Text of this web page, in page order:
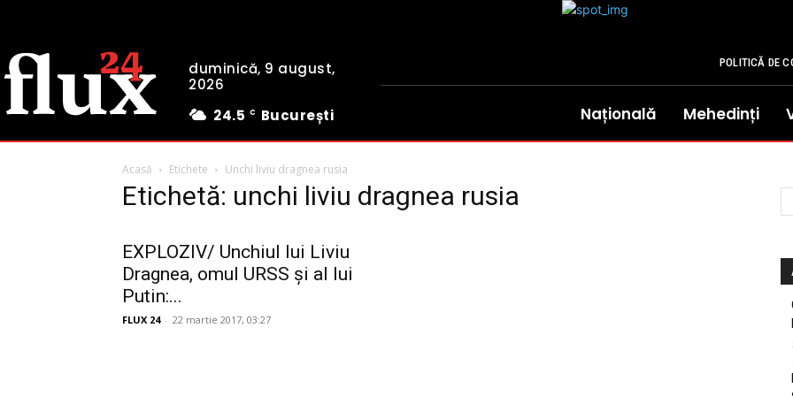
duminică, 9 august,
2026
24.5 C București
POLITICĂ DE
Națională Mehedinți
Acasă Etichete Unchi liviu dragnea rusia
Etichetă: unchi liviu dragnea rusia
EXPLOZIV/ Unchiul lui Liviu
Dragnea, omul URSS și al lui
Putin:...
FLUX 24 - 22 martie 2017, 03:27